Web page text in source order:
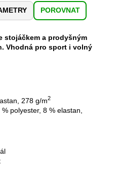
POROVNAT
stojáčkem a prodyšným
Vhodná pro sport i volný
278 g/m2
polyester, 8 % elastan,